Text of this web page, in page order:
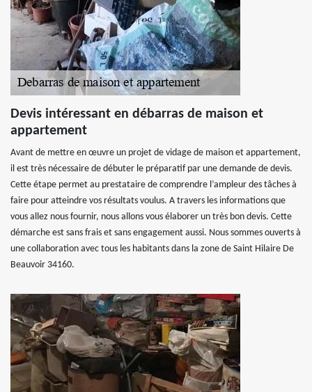
Devis intéressant en débarras de maison et
appartement
Avant de mettre en œuvre un projet de vidage de maison et appartement,
il est très nécessaire de débuter le préparatif par une demande de devis.
Cette étape permet au prestataire de comprendre l’ampleur des tâches à
faire pour atteindre vos résultats voulus. A travers les informations que
vous allez nous fournir, nous allons vous élaborer un très bon devis. Cette
démarche est sans frais et sans engagement aussi. Nous sommes ouverts à
une collaboration avec tous les habitants dans la zone de Saint Hilaire De
Beauvoir 34160.